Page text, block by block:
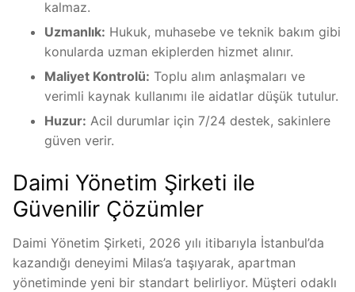
kalmaz.
Uzmanlık: Hukuk, muhasebe ve teknik bakım gibi
konularda uzman ekiplerden hizmet alınır.
Maliyet Kontrolü: Toplu alım anlaşmaları ve
verimli kaynak kullanımı ile aidatlar düşük tutulur.
Huzur: Acil durumlar için 7/24 destek, sakinlere
güven verir.
Daimi Yönetim Şirketi ile
Güvenilir Çözümler
Daimi Yönetim Şirketi, 2026 yılı itibarıyla İstanbul’da
kazandığı deneyimi Milas’a taşıyarak, apartman
yönetiminde yeni bir standart belirliyor. Müşteri odaklı